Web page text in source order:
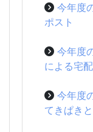
今年度
ポスト
今年度
による宅
今年度
てきぱきと